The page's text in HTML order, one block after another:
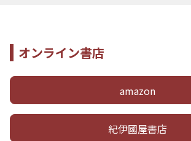
オンライン書店
amazon
紀伊國屋書店